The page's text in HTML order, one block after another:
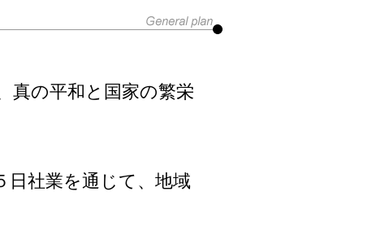
真の平和と国家の繁栄
社業を通じて、地域